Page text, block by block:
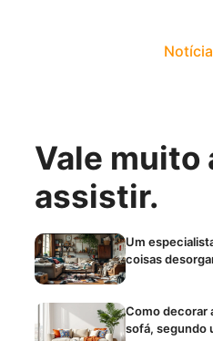
Vale muito
assistir.
Um
coisas
Como decorar
sofá, segundo